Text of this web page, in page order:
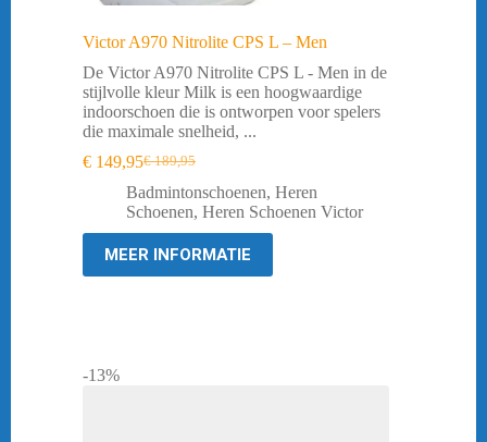
Victor A970 Nitrolite CPS L – Men
De Victor A970 Nitrolite CPS L - Men in de
stijlvolle kleur Milk is een hoogwaardige
indoorschoen die is ontworpen voor spelers
die maximale snelheid, ...
€189,95
Oorspronkelijke
prijs
was:
€ 189,95.
€ 149,95Huidige
prijs
is:
€ 149,95.
Badmintonschoenen, Heren
Schoenen, Heren Schoenen Victor
MEER INFORMATIE
-13%